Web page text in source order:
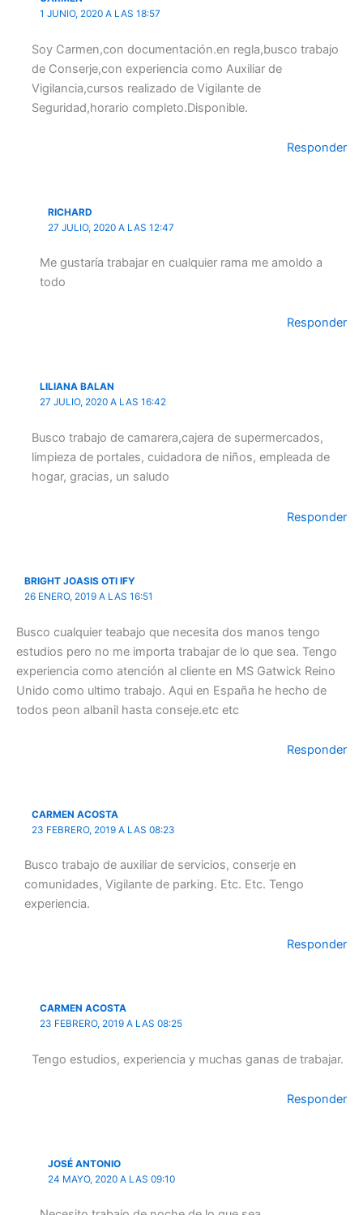
1 JUNIO, 2020 A LAS 18:57
Soy Carmen,con documentación.en regla,busco trabajo
de Conserje,con experiencia como Auxiliar de
Vigilancia,cursos realizado de Vigilante de
Seguridad,horario completo.Disponible.
Responder
RICHARD
27 JULIO, 2020 A LAS 12:47
Me gustaría trabajar en cualquier rama me amoldo a
todo
Responder
LILIANA BALAN
27 JULIO, 2020 A LAS 16:42
Busco trabajo de camarera,cajera de supermercados,
limpieza de portales, cuidadora de niños, empleada de
hogar, gracias, un saludo
Responder
BRIGHT JOASIS OTI IFY
26 ENERO, 2019 A LAS 16:51
Busco cualquier teabajo que necesita dos manos tengo
estudios pero no me importa trabajar de lo que sea. Tengo
experiencia como atención al cliente en MS Gatwick Reino
Unido como ultimo trabajo. Aqui en España he hecho de
todos peon albanil hasta conseje.etc etc
Responder
CARMEN ACOSTA
23 FEBRERO, 2019 A LAS 08:23
Busco trabajo de auxiliar de servicios, conserje en
comunidades, Vigilante de parking. Etc. Etc. Tengo
experiencia.
Responder
CARMEN ACOSTA
23 FEBRERO, 2019 A LAS 08:25
Tengo estudios, experiencia y muchas ganas de trabajar.
Responder
JOSÉ ANTONIO
24 MAYO, 2020 A LAS 09:10